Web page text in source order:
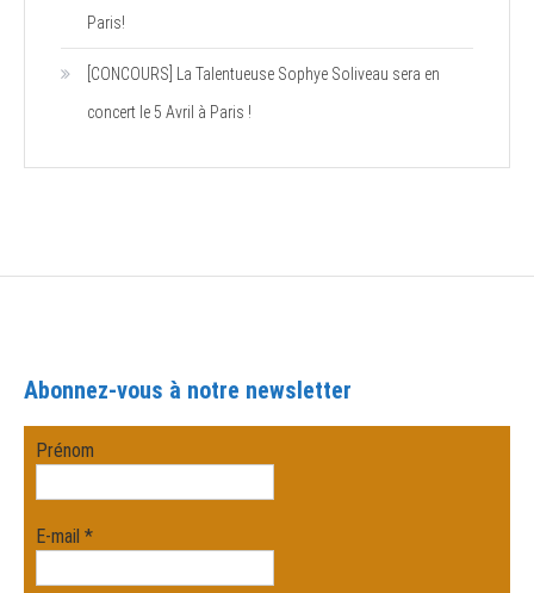
Paris!
[CONCOURS] La Talentueuse Sophye Soliveau sera en
concert le 5 Avril à Paris !
Abonnez-vous à notre newsletter
Prénom
E-mail*